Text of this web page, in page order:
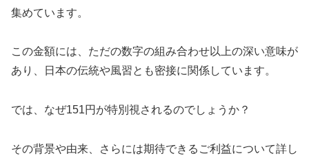
集めています。
この金額には、ただの数字の組み合わせ以上の深い意味が
あり、日本の伝統や風習とも密接に関係しています。
では、なぜ151円が特別視されるのでしょうか？
その背景や由来、さらには期待できるご利益について詳し